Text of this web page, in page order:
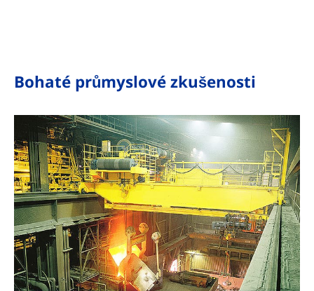
Bohaté průmyslové zkušenosti